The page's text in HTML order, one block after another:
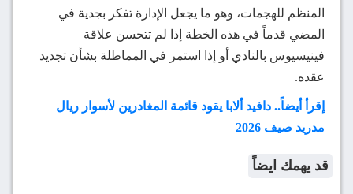
المنظم للهجمات، وهو ما يجعل الإدارة تفكر بجدية في
المضي قدماً في هذه الخطة إذا لم تتحسن علاقة
فينيسيوس بالنادي أو إذا استمر في المماطلة بشأن تجديد
عقده.
إقرأ أيضاً.. دافيد ألابا يقود قائمة المغادرين لأسوار ريال
مدريد صيف 2026
قد يهمك ايضاً